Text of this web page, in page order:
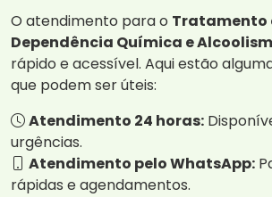
O atendimento para o Tratamento
Dependência Química e
rápido e acessível. Aqui estão
que podem ser úteis:
Atendimento 24 horas:
urgências.
Atendimento pelo WhatsApp:
rápidas e agendamentos.